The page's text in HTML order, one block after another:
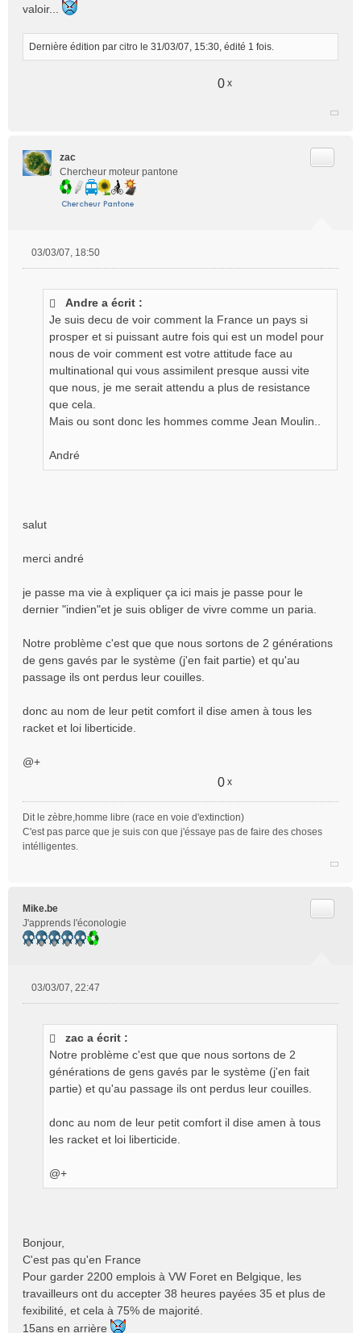
valoir...
Dernière édition par citro le 31/03/07, 15:30, édité 1 fois.
0 x
zac
Chercheur moteur pantone
03/03/07, 18:50
Andre a écrit :
Je suis decu de voir comment la France un pays si
prosper et si puissant autre fois qui est un model pour
nous de voir comment est votre attitude face au
multinational qui vous assimilent presque aussi vite
que nous, je me serait attendu a plus de resistance
que cela.
Mais ou sont donc les hommes comme Jean Moulin..
André
salut
merci andré
je passe ma vie à expliquer ça ici mais je passe pour le
dernier "indien"et je suis obliger de vivre comme un paria.
Notre problème c'est que que nous sortons de 2 générations
de gens gavés par le système (j'en fait partie) et qu'au
passage ils ont perdus leur couilles.
donc au nom de leur petit comfort il dise amen à tous les
racket et loi liberticide.
@+
0 x
Dit le zèbre,homme libre (race en voie d'extinction)
C'est pas parce que je suis con que j'éssaye pas de faire des choses
intélligentes.
Mike.be
J'apprends l'éconologie
03/03/07, 22:47
zac a écrit :
Notre problème c'est que que nous sortons de 2
générations de gens gavés par le système (j'en fait
partie) et qu'au passage ils ont perdus leur couilles.
donc au nom de leur petit comfort il dise amen à tous
les racket et loi liberticide.
@+
Bonjour,
C'est pas qu'en France
Pour garder 2200 emplois à VW Foret en Belgique, les
travailleurs ont du accepter 38 heures payées 35 et plus de
fexibilité, et cela à 75% de majorité.
15ans en arrière